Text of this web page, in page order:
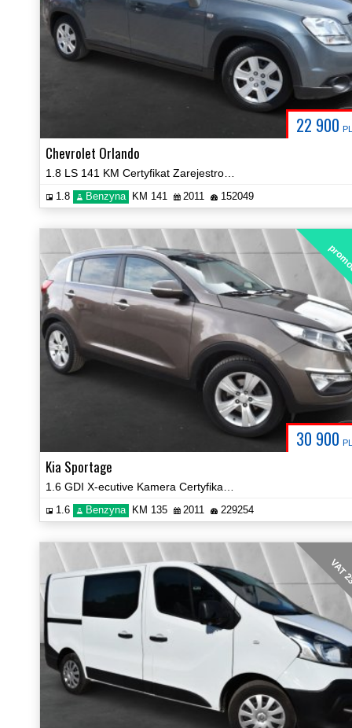
22 900
Chevrolet Orlando
1.8 Benzyna KM 141 2011 152049
30 900
Kia Sportage
1.6 Benzyna KM 135 2011 229254
VAT